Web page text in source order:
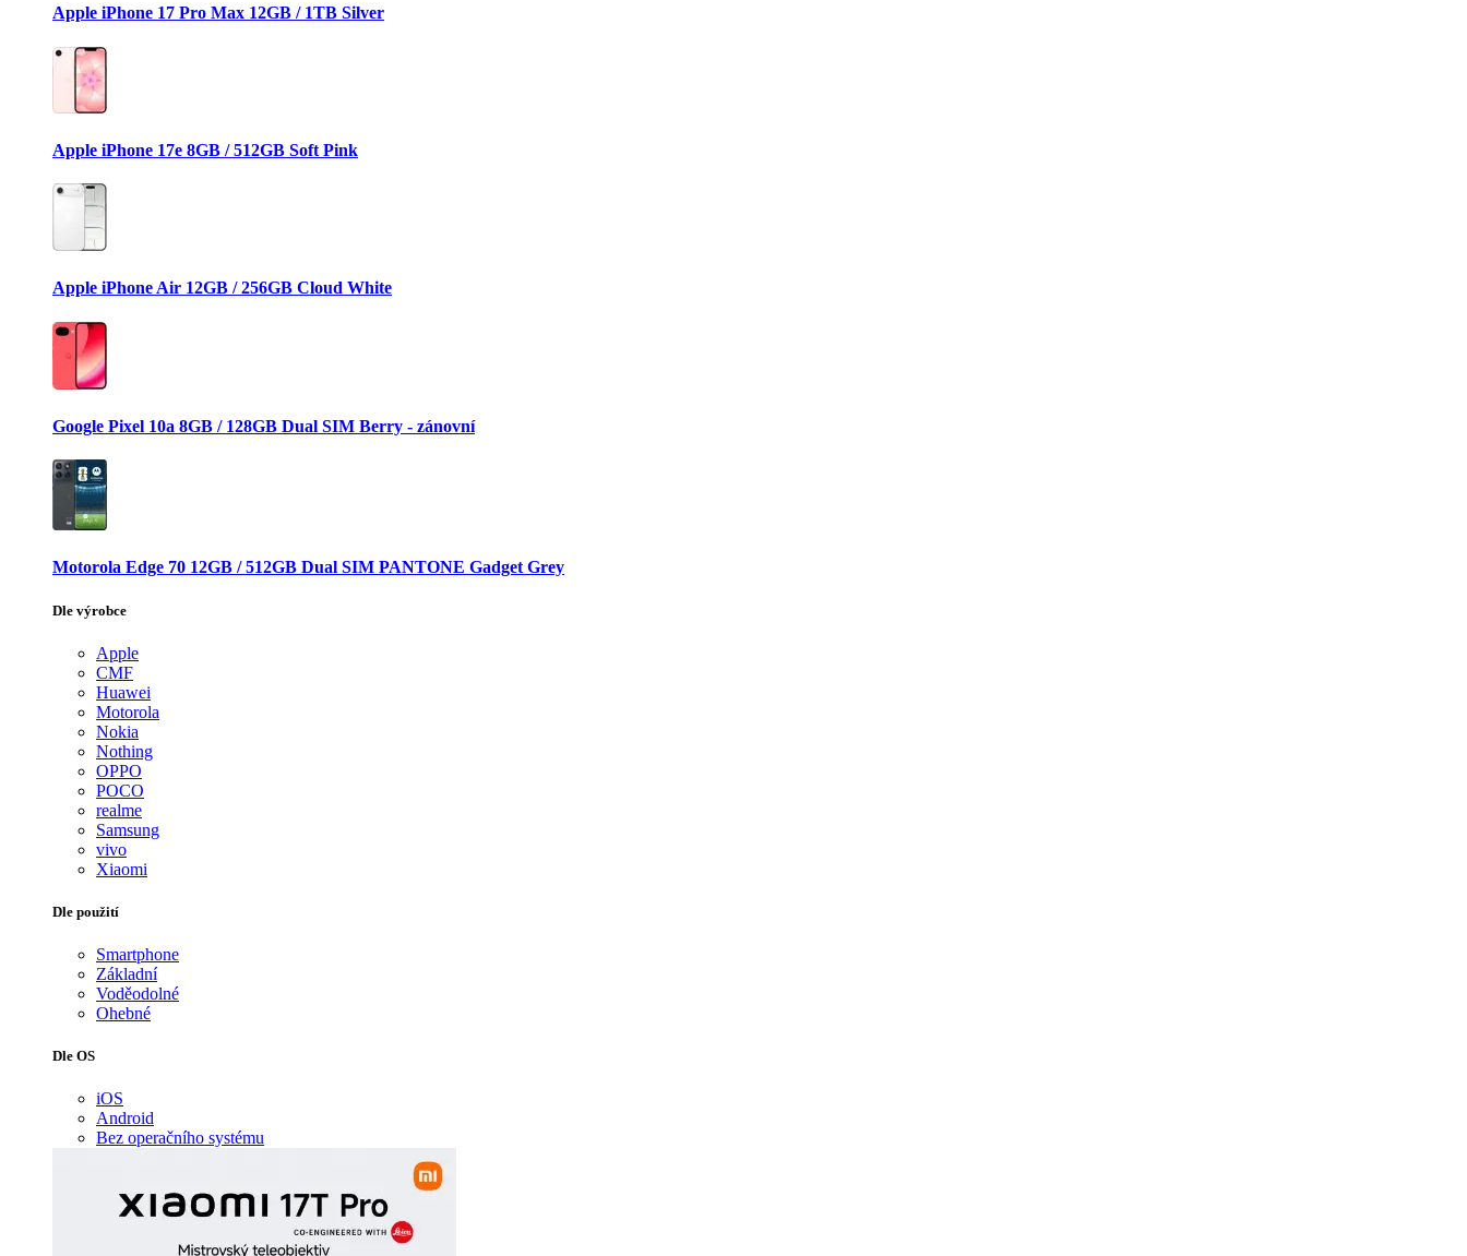
Apple iPhone 17 Pro Max 12GB / 1TB Silver
Apple iPhone 17e 8GB / 512GB Soft Pink
Apple iPhone Air 12GB / 256GB Cloud White
Google Pixel 10a 8GB / 128GB Dual SIM Berry - zánovní
Motorola Edge 70 12GB / 512GB Dual SIM PANTONE Gadget Grey
Dle výrobce
Apple
CMF
Huawei
Motorola
Nokia
Nothing
OPPO
POCO
realme
Samsung
vivo
Xiaomi
Dle použití
Smartphone
Základní
Voděodolné
Ohebné
Dle OS
iOS
Android
Bez operačního systému